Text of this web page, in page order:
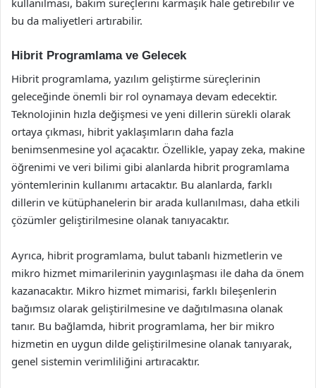
kullanılması, bakım süreçlerini karmaşık hale getirebilir ve
bu da maliyetleri artırabilir.
Hibrit Programlama ve Gelecek
Hibrit programlama, yazılım geliştirme süreçlerinin
geleceğinde önemli bir rol oynamaya devam edecektir.
Teknolojinin hızla değişmesi ve yeni dillerin sürekli olarak
ortaya çıkması, hibrit yaklaşımların daha fazla
benimsenmesine yol açacaktır. Özellikle, yapay zeka, makine
öğrenimi ve veri bilimi gibi alanlarda hibrit programlama
yöntemlerinin kullanımı artacaktır. Bu alanlarda, farklı
dillerin ve kütüphanelerin bir arada kullanılması, daha etkili
çözümler geliştirilmesine olanak tanıyacaktır.
Ayrıca, hibrit programlama, bulut tabanlı hizmetlerin ve
mikro hizmet mimarilerinin yaygınlaşması ile daha da önem
kazanacaktır. Mikro hizmet mimarisi, farklı bileşenlerin
bağımsız olarak geliştirilmesine ve dağıtılmasına olanak
tanır. Bu bağlamda, hibrit programlama, her bir mikro
hizmetin en uygun dilde geliştirilmesine olanak tanıyarak,
genel sistemin verimliliğini artıracaktır.